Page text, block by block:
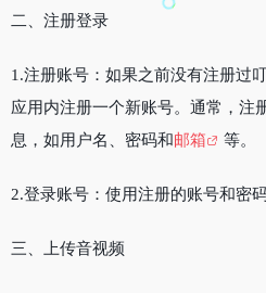
二、注册登录
1.注册账号：如果之前没有注册过
应用内注册一个新账号。通常，注
息，如用户名、密码和邮箱 等。
2.登录账号：使用注册的账号和密
三、上传音视频